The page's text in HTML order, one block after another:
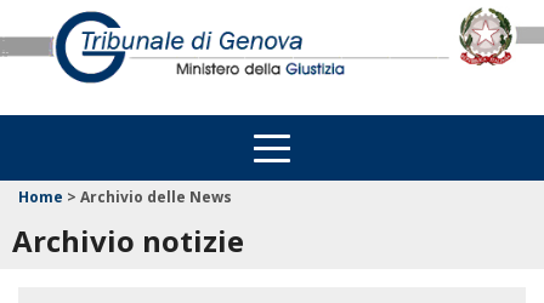
Home > Archivio delle News
Archivio notizie